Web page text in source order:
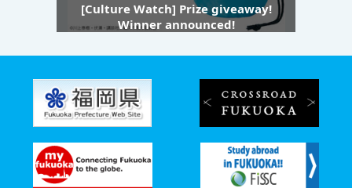
[Culture Watch] Prize giveaway!
Winner announced!